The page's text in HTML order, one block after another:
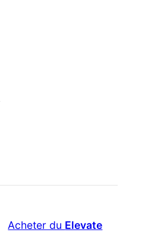
Acheter du Elevate